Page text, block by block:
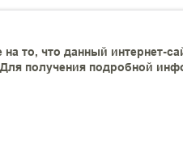
то, что данный интернет-
получения подробной